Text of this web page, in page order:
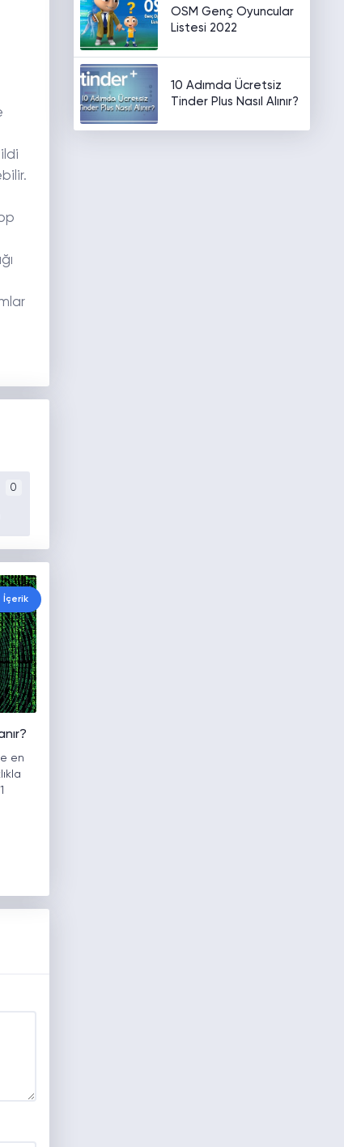
0
İçerik
en
OSM Genç Oyuncular
Listesi 2022
10 Adımda Ücretsiz
Tinder Plus Nasıl Alınır?